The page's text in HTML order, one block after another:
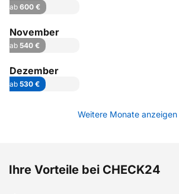
ab600 €
November
ab 540 €
Dezember
ab 530 €
Weitere Monate anzeigen
Ihre Vorteile bei CHECK24